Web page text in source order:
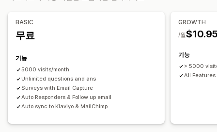
타게팅 보고
맞춤 설정
BASIC
무료
기능
5000 visits/month
Unlimited questions and ans
Surveys with Email Capture
Auto Responders & Follow up email
Auto sync to Klaviyo & MailChimp
GROWTH
/월
기능
> 5000
All